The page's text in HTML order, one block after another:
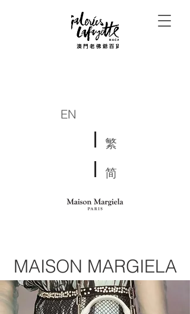
EN
繁
简
MAISON MARGIELA